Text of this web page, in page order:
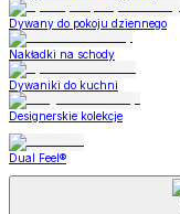
Dywany do pokoju dziennego
Nakładki na schody
Dywaniki do kuchni
Designerskie kolekcje
Dual Feel®